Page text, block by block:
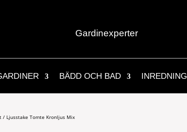
Gardinexperter
BÄDD OCH BAD INREDNING
/ Ljusstake Tomte Kronljus Mix